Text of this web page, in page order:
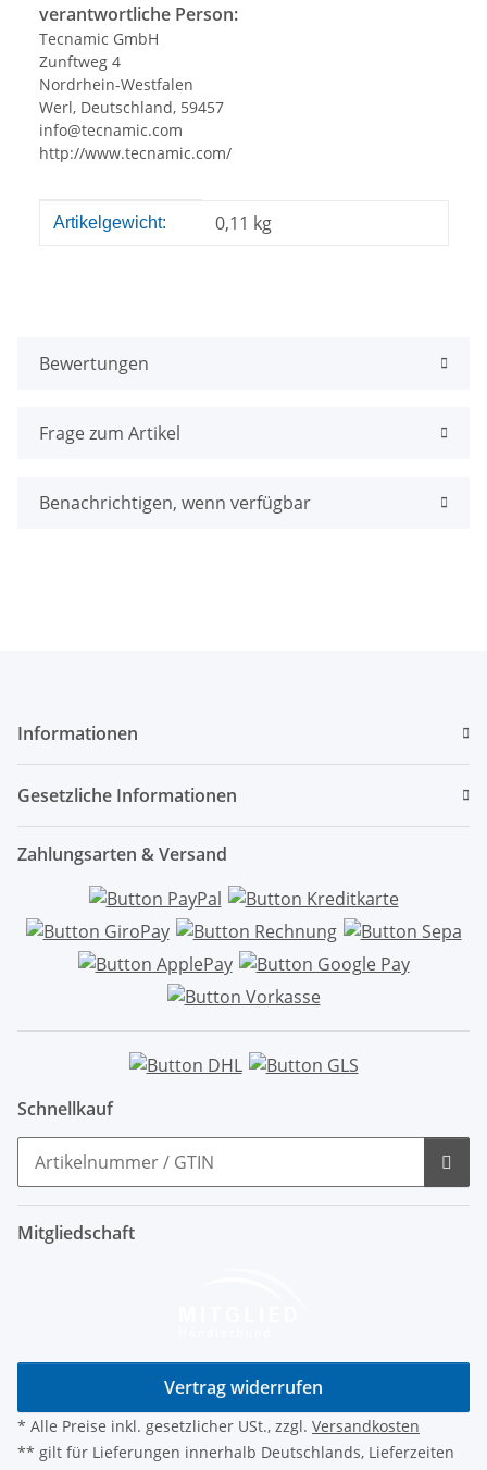
verantwortliche Person:
Tecnamic GmbH
Zunftweg 4
Nordrhein-Westfalen
Werl, Deutschland, 59457
info@tecnamic.com
http://www.tecnamic.com/
Produkteigenschaft
Wert
Artikelgewicht: 0,11 kg
Bewertungen
Frage zum Artikel
Benachrichtigen, wenn verfügbar
Informationen
Gesetzliche Informationen
Zahlungsarten & Versand
Schnellkauf
Mitgliedschaft
Vertrag widerrufen
* Alle Preise inkl. gesetzlicher USt., zzgl. Versandkosten
** gilt für Lieferungen innerhalb Deutschlands, Lieferzeiten